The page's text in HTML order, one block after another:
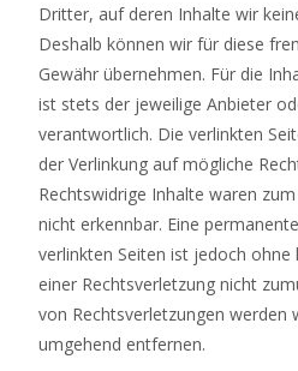
Dritter, auf deren Inhalte wir
Deshalb können wir für diese
Gewähr übernehmen. Für die
ist stets der jeweilige Anbieter
verantwortlich. Die verlinkten
der Verlinkung auf mögliche
Rechtswidrige Inhalte waren
nicht erkennbar. Eine
verlinkten Seiten ist jedoch
einer Rechtsverletzung nicht
von Rechtsverletzungen werden
umgehend entfernen.